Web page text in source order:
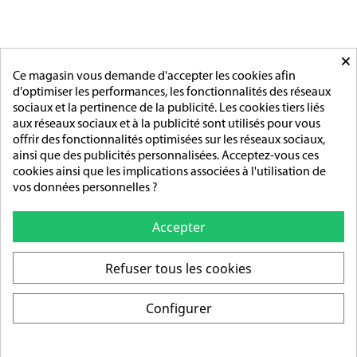
PAGES
L'entreprise
Sur mesure
Mentions légales
Conditions générales de vente
ADRESSE/TÉLÉPHONE
Tél :02 31 83 76 03
Ouverture :
Du lundi au vendredi
×
Ce magasin vous demande d'accepter les cookies afin
d'optimiser les performances, les fonctionnalités des réseaux
sociaux et la pertinence de la publicité. Les cookies tiers liés
aux réseaux sociaux et à la publicité sont utilisés pour vous
offrir des fonctionnalités optimisées sur les réseaux sociaux,
ainsi que des publicités personnalisées. Acceptez-vous ces
cookies ainsi que les implications associées à l'utilisation de
vos données personnelles ?
Accepter
Refuser tous les cookies
Configurer